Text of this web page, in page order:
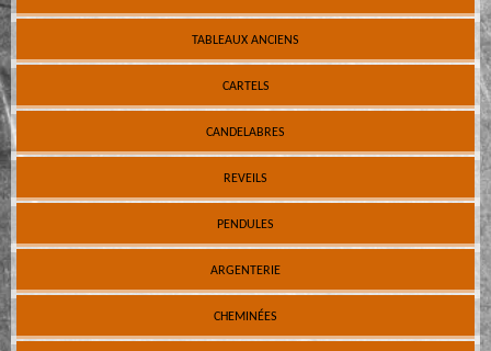
TABLEAUX ANCIENS
CARTELS
CANDELABRES
REVEILS
PENDULES
ARGENTERIE
CHEMINÉES